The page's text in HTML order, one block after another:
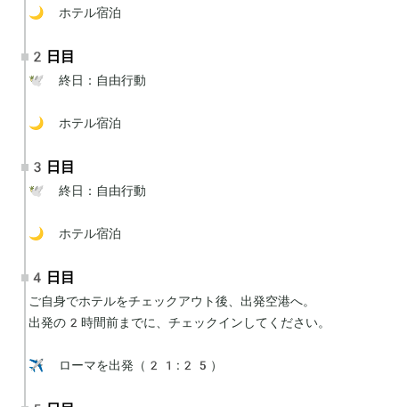
🌙 ホテル宿泊
2日目
🕊 終日：自由行動
🌙 ホテル宿泊
3日目
🕊 終日：自由行動
🌙 ホテル宿泊
4日目
ご自身でホテルをチェックアウト後、出発空港へ。
出発の2時間前までに、チェックインしてください。
✈️ ローマを出発（21:25）